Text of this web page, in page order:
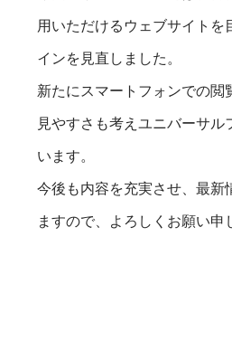
用いただけるウェブサイトを
インを見直しました。
新たにスマートフォンでの閲
見やすさも考えユニバーサル
います。
今後も内容を充実させ、最新
ますので、よろしくお願い申